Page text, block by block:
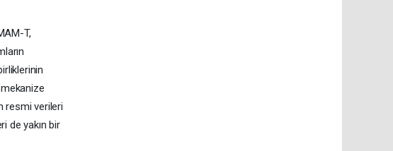
T,
resmi verileri
de yakın bir